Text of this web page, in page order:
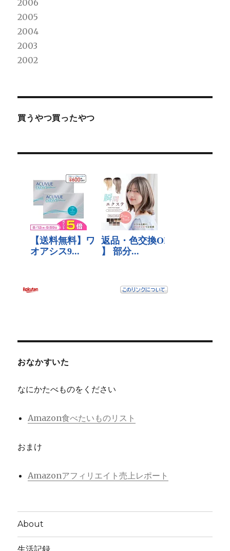
2006
2005
2004
2003
2002
買うやつ買ったやつ
おなかすいた
なにかたべものをください
Amazon食べたいものリスト
おまけ
Amazonアフィリエイト売上レポート
About